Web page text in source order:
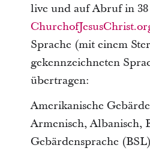
live und auf Abruf in
Sprache (mit einem
gekennzeichneten
übertragen:
Amerikanische
Armenisch, Albanisch,
Gebärdensprache